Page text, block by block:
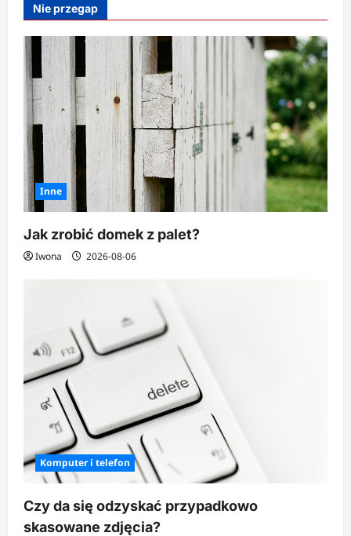
ciętych
kwiatów
Nie przegap
Inne
Jak zrobić domek z palet?
Iwona 2026-08-06
Komputer i telefon
Czy da się odzyskać przypadkowo
skasowane zdjęcia?